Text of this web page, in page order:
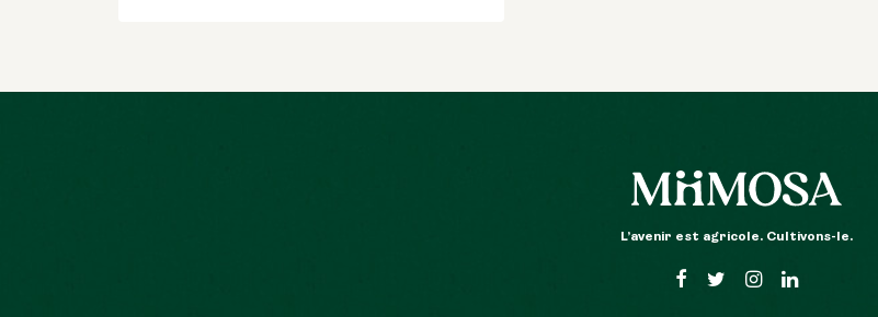
L’avenir est agricole. Cultivons-le.